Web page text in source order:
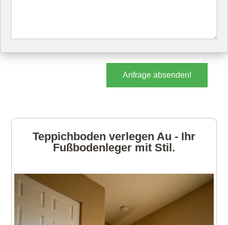
Anfrage absenden!
Teppichboden verlegen Au - Ihr
Fußbodenleger mit Stil.